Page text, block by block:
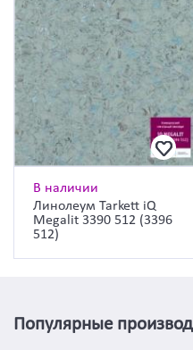
В наличии
Линолеум Tarkett iQ
Megalit 3390 512 (3396
512)
Популярные